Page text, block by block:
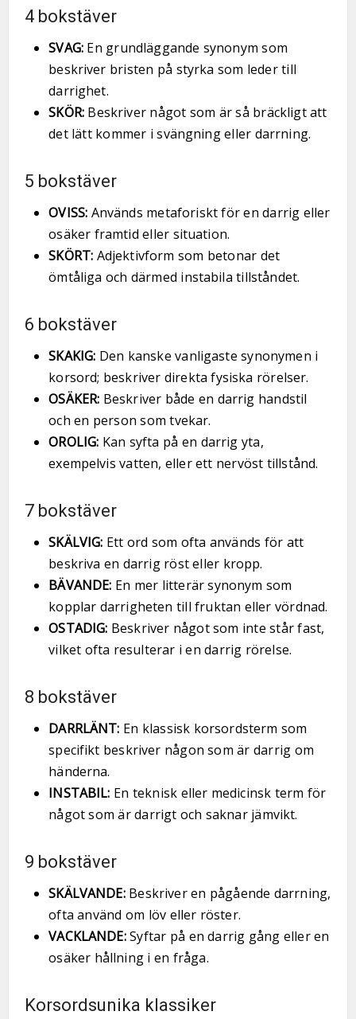
4 bokstäver
SVAG: En grundläggande synonym som
beskriver bristen på styrka som leder till
darrighet.
SKÖR: Beskriver något som är så bräckligt att
det lätt kommer i svängning eller darrning.
5 bokstäver
OVISS: Används metaforiskt för en darrig eller
osäker framtid eller situation.
SKÖRT: Adjektivform som betonar det
ömtåliga och därmed instabila tillståndet.
6 bokstäver
SKAKIG: Den kanske vanligaste synonymen i
korsord; beskriver direkta fysiska rörelser.
OSÄKER: Beskriver både en darrig handstil
och en person som tvekar.
OROLIG: Kan syfta på en darrig yta,
exempelvis vatten, eller ett nervöst tillstånd.
7 bokstäver
SKÄLVIG: Ett ord som ofta används för att
beskriva en darrig röst eller kropp.
BÄVANDE: En mer litterär synonym som
kopplar darrigheten till fruktan eller vördnad.
OSTADIG: Beskriver något som inte står fast,
vilket ofta resulterar i en darrig rörelse.
8 bokstäver
DARRLÄNT: En klassisk korsordsterm som
specifikt beskriver någon som är darrig om
händerna.
INSTABIL: En teknisk eller medicinsk term för
något som är darrigt och saknar jämvikt.
9 bokstäver
SKÄLVANDE:Beskriver en pågående darrning,
ofta använd om löv eller röster.
VACKLANDE:Syftar på en darrig gång eller en
osäker hållning i en fråga.
Korsordsunika klassiker